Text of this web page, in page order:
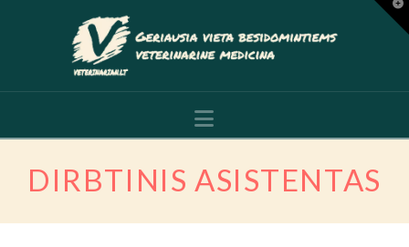
Navigation
DIRBTINIS ASISTENTAS